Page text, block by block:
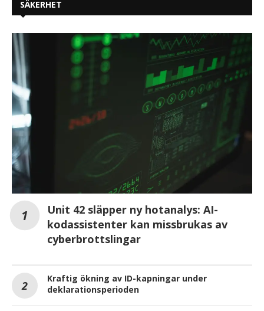
SÄKERHET
Unit 42 släpper ny hotanalys: AI-
kodassistenter kan missbrukas av
cyberbrottslingar
Kraftig ökning av ID-kapningar under
deklarationsperioden